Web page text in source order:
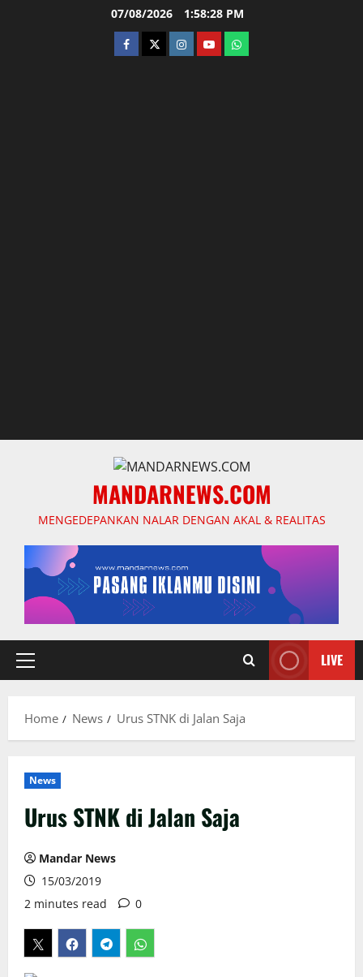
07/08/2026 1:58:29 PM
facebooktwitterinstagram.com
youtubewhatsapp
MANDARNEWS.COM
MENGEDEPANKAN NALAR DENGAN AKAL & REALITAS
Primary
LIVE
Home News Urus STNK di Jalan Saja
News
Urus STNK di Jalan Saja
Mandar News
15/03/2019
2 minutes read
0